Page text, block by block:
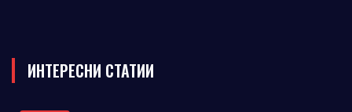
ИНТЕРЕСНИ СТАТИИ